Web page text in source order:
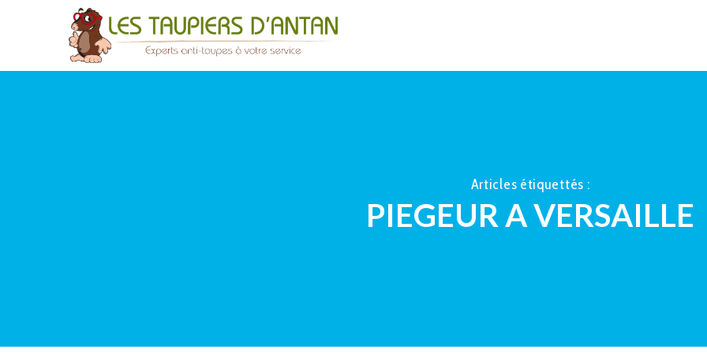
Articles étiquettés :
PIEGEUR A VERSAILLE